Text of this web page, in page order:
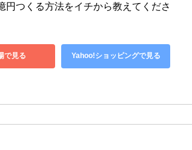
円つくる方法をイチから教えてくださ
で見る Yahoo!ショッピングで見る